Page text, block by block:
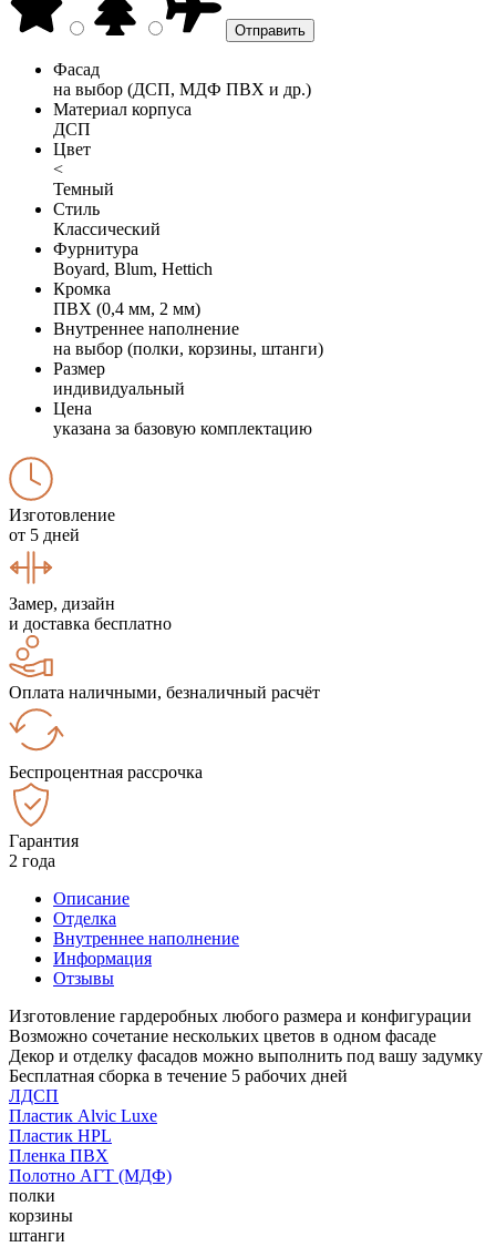
Фасад
на выбор (ДСП, МДФ ПВХ и др.)
Материал корпуса
ДСП
Цвет
<
Темный
Стиль
Классический
Фурнитура
Boyard, Blum, Hettich
Кромка
ПВХ (0,4 мм, 2 мм)
Внутреннее наполнение
на выбор (полки, корзины, штанги)
Размер
индивидуальный
Цена
указана за базовую комплектацию
Изготовление
от 5 дней
Замер, дизайн
и доставка бесплатно
Оплата наличными, безналичный расчёт
Беспроцентная рассрочка
Гарантия
2 года
Описание
Отделка
Внутреннее наполнение
Информация
Отзывы
Изготовление гардеробных любого размера и конфигурации
Возможно сочетание нескольких цветов в одном фасаде
Декор и отделку фасадов можно выполнить под вашу задумку
Бесплатная сборка в течение 5 рабочих дней
ЛДСП
Пластик Alvic Luxe
Пластик HPL
Пленка ПВХ
Полотно АГТ (МДФ)
полки
корзины
штанги